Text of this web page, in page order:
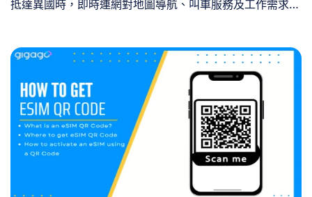
抵達異國時，即時連網對地圖導航、叫車服務及工作需求至
旅程。 一、eSIM 啟用如何運作？ 1. 標準 eSIM（國內使
用） 常規 eSIM 啟用流程通常包含以下步驟： 2. 旅行專用
eSIM 旅行專用eSIM流程與標準eSIM類似，但因需在境外
網路註冊配置檔，通常需額外執行幾項步驟。 購買前須
知： 安裝後步驟： 完成上述步驟後，旅行eSIM即全面啟
用，可於海外使用。 [...]